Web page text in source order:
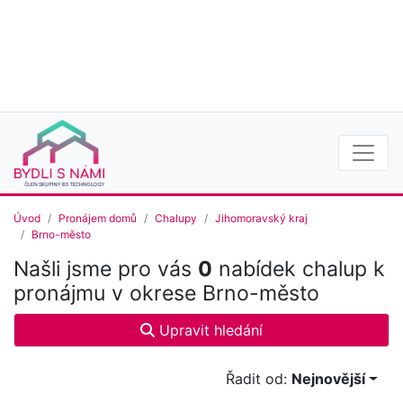
Úvod Pronájem domů Chalupy
Jihomoravský kraj
Brno-město
Našli jsme pro vás 0 nabídek chalup k
pronájmu v okrese Brno-město
Upravit hledání
Řadit od: Nejnovější